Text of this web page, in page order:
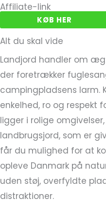
Affiliate-link
KØB HER
Alt du skal vide
Landjord handler om
der foretrækker
campingpladsens larm.
enkelhed, ro og respekt
ligger i rolige
landbrugsjord, som er
får du mulighed for at
opleve Danmark på
uden støj, overfyldte
distraktioner.